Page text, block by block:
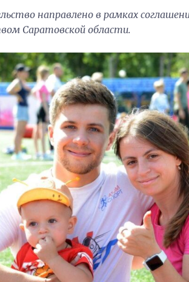
направлено в рамках
Саратовской области.